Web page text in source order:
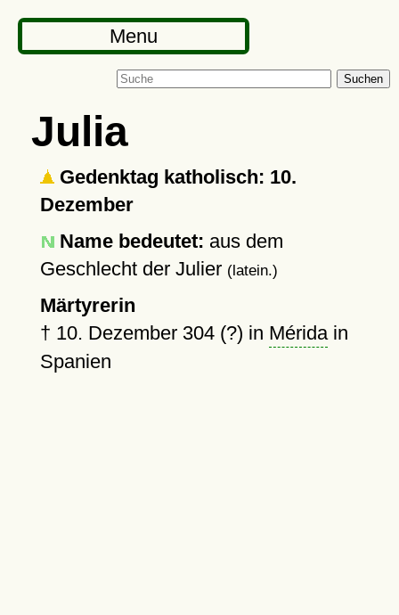
Menu
Suchen
Julia
Gedenktag katholisch: 10.
Dezember
Name bedeutet: aus dem
Geschlecht der Julier (latein.)
Märtyrerin
† 10. Dezember 304 (?) in Méridain
Spanien